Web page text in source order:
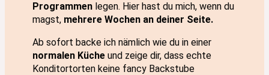
Programmen legen. Hier hast du mich, wenn du
magst, mehrere Wochen an deiner Seite.
Ab sofort backe ich nämlich wie du in einer
normalen Küche und zeige dir, dass echte
Konditortorten keine fancy Backstube